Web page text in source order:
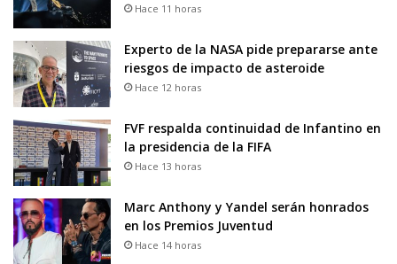
Hace 11 horas
Experto de la NASA pide prepararse ante
riesgos de impacto de asteroide
Hace 12 horas
FVF respalda continuidad de Infantino en
la presidencia de la FIFA
Hace 13 horas
Marc Anthony y Yandel serán honrados
en los Premios Juventud
Hace 14 horas